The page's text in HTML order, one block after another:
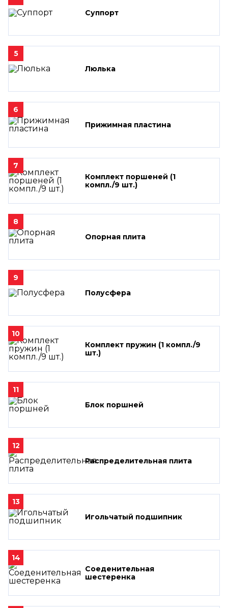
Суппорт
5
Люлька
6
Прижимная пластина
7
Комплект поршеней (1
компл./9 шт.)
8
Опорная плита
9
Полусфера
10
Комплект пружин (1 компл./9
шт.)
11
Блок поршней
12
Распределительная плита
13
Игольчатый подшипник
14
Соеденительная
шестеренка